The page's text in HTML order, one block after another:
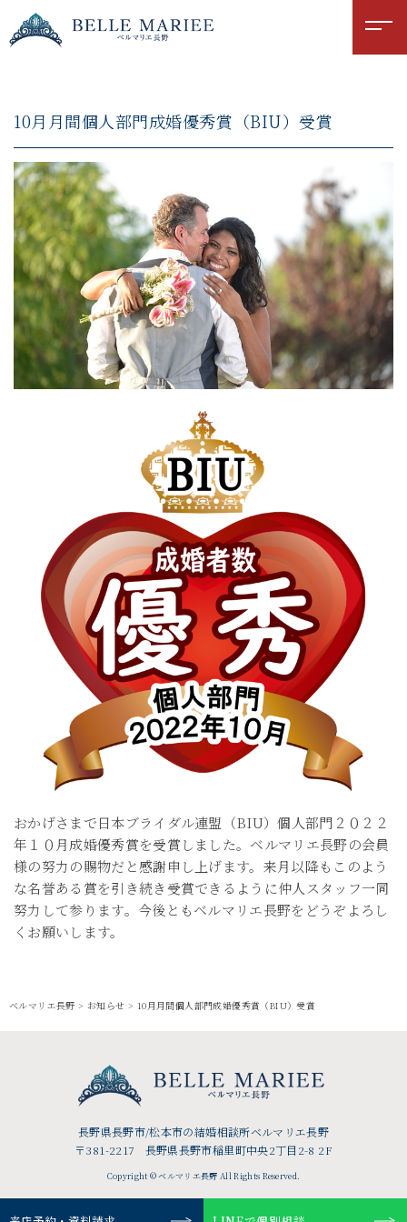
10月月間個人部門成婚優秀賞（BIU）受賞
おかげさまで日本ブライダル連盟（BIU）個人部門２０２２
年１０月成婚優秀賞を受賞しました。ベルマリエ長野の会員
様の努力の賜物だと感謝申し上げます。来月以降もこのよう
な名誉ある賞を引き続き受賞できるように仲人スタッフ一同
努力して参ります。今後ともベルマリエ長野をどうぞよろし
くお願いします。
ベルマリエ長野 >お知らせ > 10月月間個人部門成婚優秀賞（BIU）受賞
長野県長野市/松本市の結婚相談所ベルマリエ長野
〒381-2217 長野県長野市稲里町中央2丁目2-8 2F
Copyright © ベルマリエ長野 All Rights Reserved.